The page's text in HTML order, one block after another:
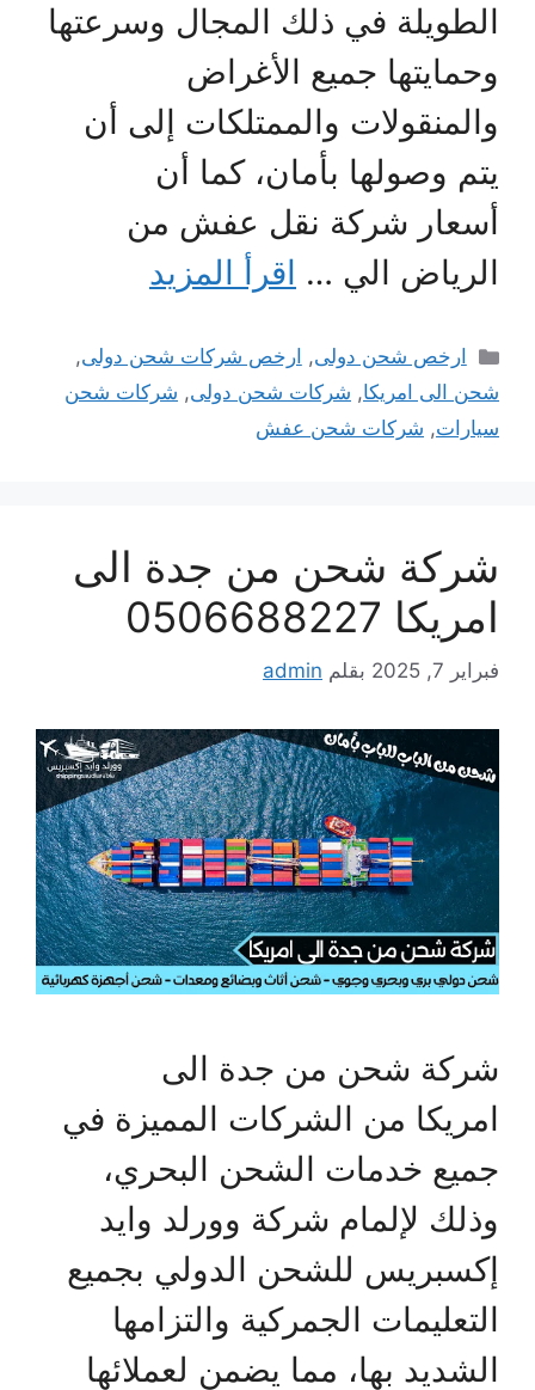
الطويلة في ذلك المجال وسرعتها
وحمايتها جميع الأغراض
والمنقولات والممتلكات إلى أن
يتم وصولها بأمان، كما أن
أسعار شركة نقل عفش من
الرياض الي … اقرأ المزيد
التصنيفات
ارخص شحن دولى, ارخص شركات شحن دولى,
شحن الى امريكا, شركات شحن دولى, شركات شحن
سيارات, شركات شحن عفش
شركة شحن من جدة الى
امريكا 0506688227
فبراير 7, 2025 بقلم admin
شركة شحن من جدة الى
امريكا من الشركات المميزة في
جميع خدمات الشحن البحري،
وذلك لإلمام شركة وورلد وايد
إكسبريس للشحن الدولي بجميع
التعليمات الجمركية والتزامها
الشديد بها، مما يضمن لعملائها